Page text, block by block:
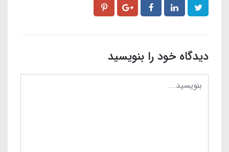
دیدگاه خود را بنویسید